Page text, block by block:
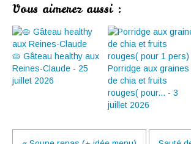
Vous aimerez aussi :
🥧 Gâteau healthy aux
Reines-Claude - 25
juillet 2026
Porridge aux graines
de chia et fruits
rouges( pour... - 3
juillet 2026